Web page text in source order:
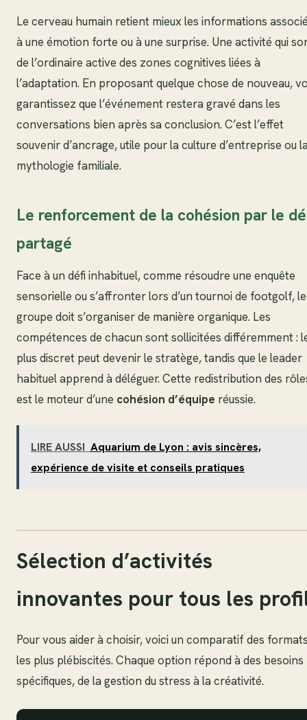
Le cerveau humain retient mieux les informations
à une émotion forte ou à une surprise. Une activité qui
de l’ordinaire active des zones cognitives liées à
l’adaptation. En proposant quelque chose de nouveau,
garantissez que l’événement restera gravé dans les
conversations bien après sa conclusion. C’est l’effet
souvenir d’ancrage, utile pour la culture d’entreprise ou
mythologie familiale.
Le renforcement de la cohésion par le
partagé
Face à un défi inhabituel, comme résoudre une enquête
sensorielle ou s’affronter lors d’un tournoi de footgolf, le
groupe doit s’organiser de manière organique. Les
compétences de chacun sont sollicitées différemment :
plus discret peut devenir le stratège, tandis que le leader
habituel apprend à déléguer. Cette redistribution des
est le moteur d’une cohésion d’équipe réussie.
LIRE AUSSI Aquarium de Lyon : avis sincères,
expérience de visite et conseils pratiques
Sélection d’activités
innovantes pour tous les
Pour vous aider à choisir, voici un comparatif des
les plus plébiscités. Chaque option répond à des besoins
spécifiques, de la gestion du stress à la créativité.